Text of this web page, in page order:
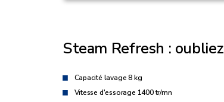
Steam Refresh :
Capacité lavage 8 kg
Vitesse d'essorage 1400 tr/mn